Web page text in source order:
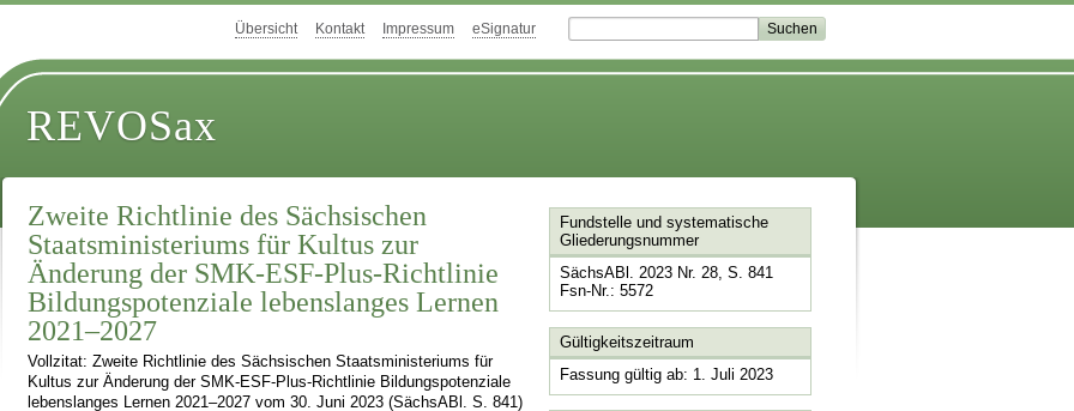
Übersicht Kontakt Impressum eSignatur
REVOSax
Zweite Richtlinie des Sächsischen
Staatsministeriums für Kultus zur
Änderung der SMK-ESF-Plus-Richtlinie
Bildungspotenziale lebenslanges Lernen
2021–2027
Vollzitat: Zweite Richtlinie des Sächsischen Staatsministeriums für
Kultus zur Änderung der SMK-ESF-Plus-Richtlinie Bildungspotenziale
lebenslanges Lernen 2021–2027 vom 30. Juni 2023 (SächsABl. S. 841)
Fundstelle und systematische
Gliederungsnummer
SächsABl. 2023 Nr. 28, S. 841
Fsn-Nr.: 5572
Gültigkeitszeitraum
Fassung gültig ab: 1. Juli 2023